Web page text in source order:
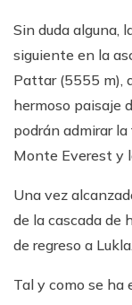
Sin duda alguna,
siguiente en la
Pattar (5555 m),
hermoso paisaje
podrán admirar
Monte Everest y
Una vez
de la cascada de
de regreso a Lukla.
Tal y como se ha